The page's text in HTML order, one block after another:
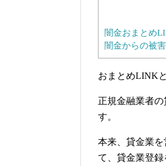
闇金おまとめ
闇金からの被
おまとめLINK
正規金融業者
す。
本来、貸金業
て、貸金業登